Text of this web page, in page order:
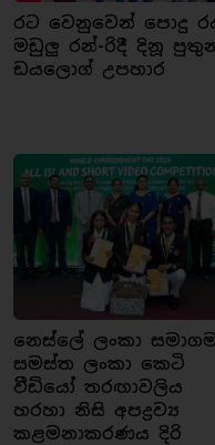
රට වෙනුවෙන් පොදු
මඩුලු රන්-රිදී දිනූ
ඩයලොග් උපහාර
නෙස්ලේ ලංකා
සමස්ත ලංකා කෙටි
වීඩියෝ තරඟාවලිය
හරහා නිසි අපද්‍රව්‍ය
කළමනාකරණය දිරි